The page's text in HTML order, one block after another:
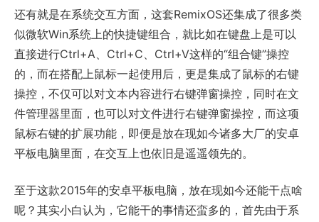
还有就是在系统交互方面，这套RemixOS还集成了很多类
似微软Win系统上的快捷键组合，就比如在键盘上是可以
直接进行Ctrl+A、Ctrl+C、Ctrl+V这样的“组合键”操控
的，而在搭配上鼠标一起使用后，更是集成了鼠标的右键
操控，不仅可以对文本内容进行右键弹窗操控，同时在文
件管理器里面，也可以对文件进行右键弹窗操控，而这项
鼠标右键的扩展功能，即便是放在现如今诸多大厂的安卓
平板电脑里面，在交互上也依旧是遥遥领先的。
至于这款2015年的安卓平板电脑，放在现如今还能干点啥
呢？其实小白认为，它能干的事情还蛮多的，首先由于系